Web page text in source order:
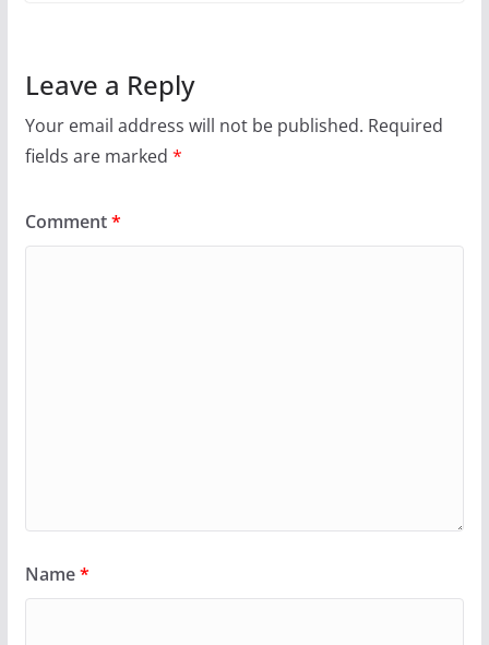
Leave a Reply
Your email address will not be published. Required
fields are marked *
Comment*
Name*